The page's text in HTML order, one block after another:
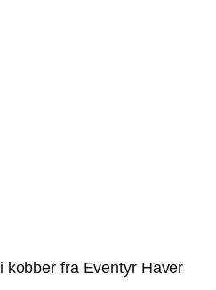
fra Eventyr Haver